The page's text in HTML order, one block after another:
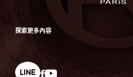
探索更多內容